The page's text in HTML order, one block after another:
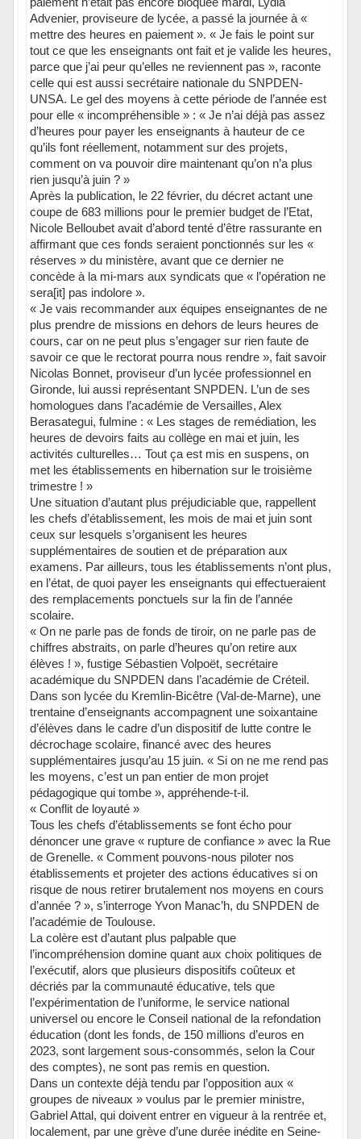
Advenier, proviseure de lycée, a passé la journée à «
mettre des heures en paiement ». « Je fais le point sur
tout ce que les enseignants ont fait et je valide les heures,
parce que j’ai peur qu’elles ne reviennent pas », raconte
celle qui est aussi secrétaire nationale du SNPDEN-
UNSA. Le gel des moyens à cette période de l’année est
pour elle « incompréhensible » : « Je n’ai déjà pas assez
d’heures pour payer les enseignants à hauteur de ce
qu’ils font réellement, notamment sur des projets,
comment on va pouvoir dire maintenant qu’on n’a plus
rien jusqu’à juin ? »
Après la publication, le 22 février, du décret actant une
coupe de 683 millions pour le premier budget de l’Etat,
Nicole Belloubet avait d’abord tenté d’être rassurante en
affirmant que ces fonds seraient ponctionnés sur les «
réserves » du ministère, avant que ce dernier ne
concède à la mi-mars aux syndicats que « l’opération ne
sera[it] pas indolore ».
« Je vais recommander aux équipes enseignantes de ne
plus prendre de missions en dehors de leurs heures de
cours, car on ne peut plus s’engager sur rien faute de
savoir ce que le rectorat pourra nous rendre », fait savoir
Nicolas Bonnet, proviseur d’un lycée professionnel en
Gironde, lui aussi représentant SNPDEN. L’un de ses
homologues dans l’académie de Versailles, Alex
Berasategui, fulmine : « Les stages de remédiation, les
heures de devoirs faits au collège en mai et juin, les
activités culturelles… Tout ça est mis en suspens, on
met les établissements en hibernation sur le troisième
trimestre ! »
Une situation d’autant plus préjudiciable que, rappellent
les chefs d’établissement, les mois de mai et juin sont
ceux sur lesquels s’organisent les heures
supplémentaires de soutien et de préparation aux
examens. Par ailleurs, tous les établissements n’ont plus,
en l’état, de quoi payer les enseignants qui effectueraient
des remplacements ponctuels sur la fin de l’année
scolaire.
« On ne parle pas de fonds de tiroir, on ne parle pas de
chiffres abstraits, on parle d’heures qu’on retire aux
élèves ! », fustige Sébastien Volpoët, secrétaire
académique du SNPDEN dans l’académie de Créteil.
Dans son lycée du Kremlin-Bicêtre (Val-de-Marne), une
trentaine d’enseignants accompagnent une soixantaine
d’élèves dans le cadre d’un dispositif de lutte contre le
décrochage scolaire, financé avec des heures
supplémentaires jusqu’au 15 juin. « Si on ne me rend pas
les moyens, c’est un pan entier de mon projet
pédagogique qui tombe », appréhende-t-il.
« Conflit de loyauté »
Tous les chefs d’établissements se font écho pour
dénoncer une grave « rupture de confiance » avec la Rue
de Grenelle. « Comment pouvons-nous piloter nos
établissements et projeter des actions éducatives si on
risque de nous retirer brutalement nos moyens en cours
d’année ? », s’interroge Yvon Manac’h, du SNPDEN de
l’académie de Toulouse.
La colère est d’autant plus palpable que
l’incompréhension domine quant aux choix politiques de
l’exécutif, alors que plusieurs dispositifs coûteux et
décriés par la communauté éducative, tels que
l’expérimentation de l’uniforme, le service national
universel ou encore le Conseil national de la refondation
éducation (dont les fonds, de 150 millions d’euros en
2023, sont largement sous-consommés, selon la Cour
des comptes), ne sont pas remis en question.
Dans un contexte déjà tendu par l’opposition aux «
groupes de niveaux » voulus par le premier ministre,
Gabriel Attal, qui doivent entrer en vigueur à la rentrée et,
localement, par une grève d’une durée inédite en Seine-